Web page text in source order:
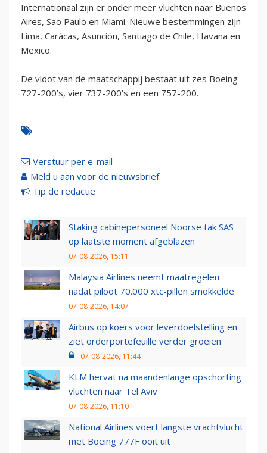
Internationaal zijn er onder meer vluchten naar Buenos
Aires, Sao Paulo en Miami. Nieuwe bestemmingen zijn
Lima, Carácas, Asunción, Santiago de Chile, Havana en
Mexico.
De vloot van de maatschappij bestaat uit zes Boeing
727-200’s, vier 737-200’s en een 757-200.
Verstuur per e-mail
Meld u aan voor de nieuwsbrief
Tip de redactie
Staking cabinepersoneel Noorse tak SAS
op laatste moment afgeblazen
07-08-2026, 15:11
Malaysia Airlines neemt maatregelen
nadat piloot 70.000 xtc-pillen smokkelde
07-08-2026, 14:07
Airbus op koers voor leverdoelstelling en
ziet orderportefeuille verder groeien
07-08-2026, 11:44
KLM hervat na maandenlange opschorting
vluchten naar Tel Aviv
07-08-2026, 11:10
National Airlines voert langste vrachtvlucht
met Boeing 777F ooit uit